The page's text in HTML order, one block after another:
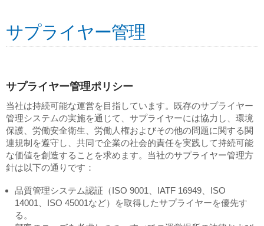
サプライヤー管理
サプライヤー管理ポリシー
当社は持続可能な運営を目指しています。既存のサプライヤー
管理システムの実施を通じて、サプライヤーには協力し、環境
保護、労働安全衛生、労働人権およびその他の問題に関する関
連規制を遵守し、共同で企業の社会的責任を実践して持続可能
な価値を創造することを求めます。当社のサプライヤー管理方
針は以下の通りです：
品質管理システム認証（ISO 9001、IATF 16949、ISO
14001、ISO 45001など）を取得したサプライヤーを優先す
る。